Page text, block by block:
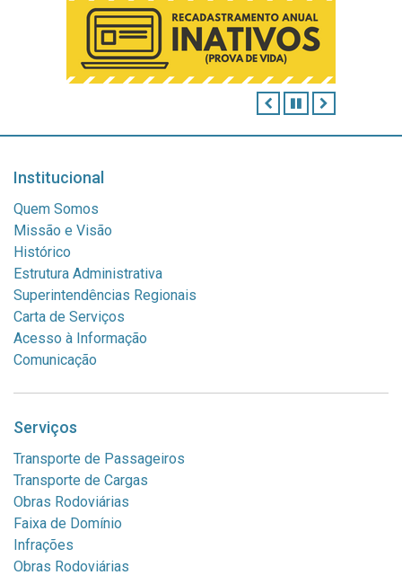
ANTERIOR
PAUSAR
Institucional
Quem Somos
Missão e Visão
Histórico
Estrutura Administrativa
Superintendências Regionais
Carta de Serviços
Acesso à Informação
Comunicação
Serviços
Transporte de Passageiros
Transporte de Cargas
Obras Rodoviárias
Faixa de Domínio
Infrações
Obras Rodoviárias